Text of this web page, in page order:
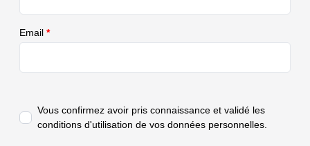
Email *
Vous confirmez avoir pris connaissance et validé les
conditions d'utilisation de vos données personnelles.